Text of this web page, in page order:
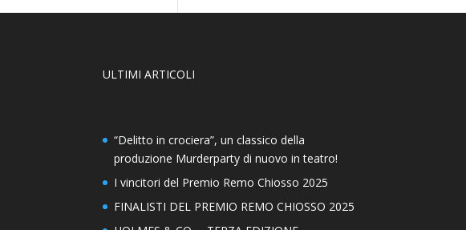
ULTIMI ARTICOLI
“Delitto in crociera”, un classico della
produzione Murderparty di nuovo in teatro!
I vincitori del Premio Remo Chiosso 2025
FINALISTI DEL PREMIO REMO CHIOSSO 2025